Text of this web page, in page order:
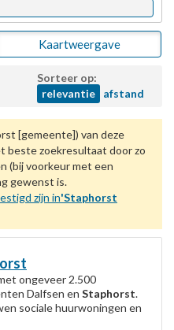
Kaartweergave
Sorteer op:
relevantie
afstand
[gemeente]) van deze
beste zoekresultaat door zo
(bij voorkeur met een
gewenst is.
zijn in'Staphorst
ongeveer 2.500
Dalfsen en Staphorst.
sociale huurwoningen en